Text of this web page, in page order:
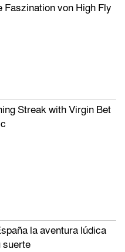
Faszination von High Fly
Streak with Virgin Bet
la aventura lúdica
suerte